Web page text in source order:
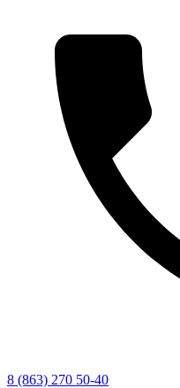
8 (863) 270 50-40